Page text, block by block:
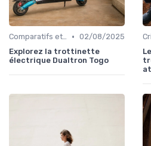
Comparatifs et tests de produits • 02/08/2025
Explorez la trottinette
électrique Dualtron Togo